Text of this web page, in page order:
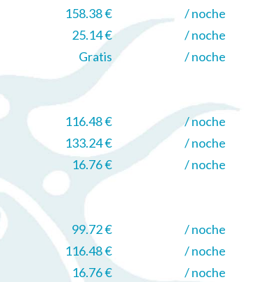
158.38 €
/ noche
25.14 €
/ noche
Gratis / noche
116.48 €
/ noche
133.24 €
/ noche
16.76 € / noche
99.72 €
/ noche
116.48 €
/ noche
16.76 € / noche